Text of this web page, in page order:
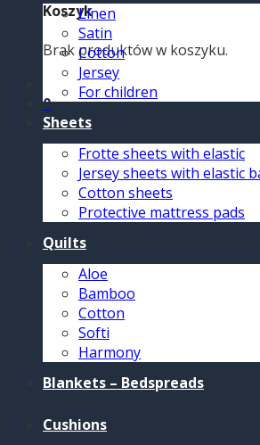
Koszyk
Brak produktów w koszyku.
0
Linen
Satin
Cotton
Jersey
For children
Sheets
Frotte sheets with elastic
Jersey sheets with elastic
Cotton sheets
Protective mattress pads
Quilts
Aloe
Bamboo
Cotton
Softi
Harmony
Blankets – Bedspreads
Cushions